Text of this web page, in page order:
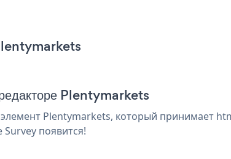
Plentymarkets
Plentymarkets, который принимает
появится!